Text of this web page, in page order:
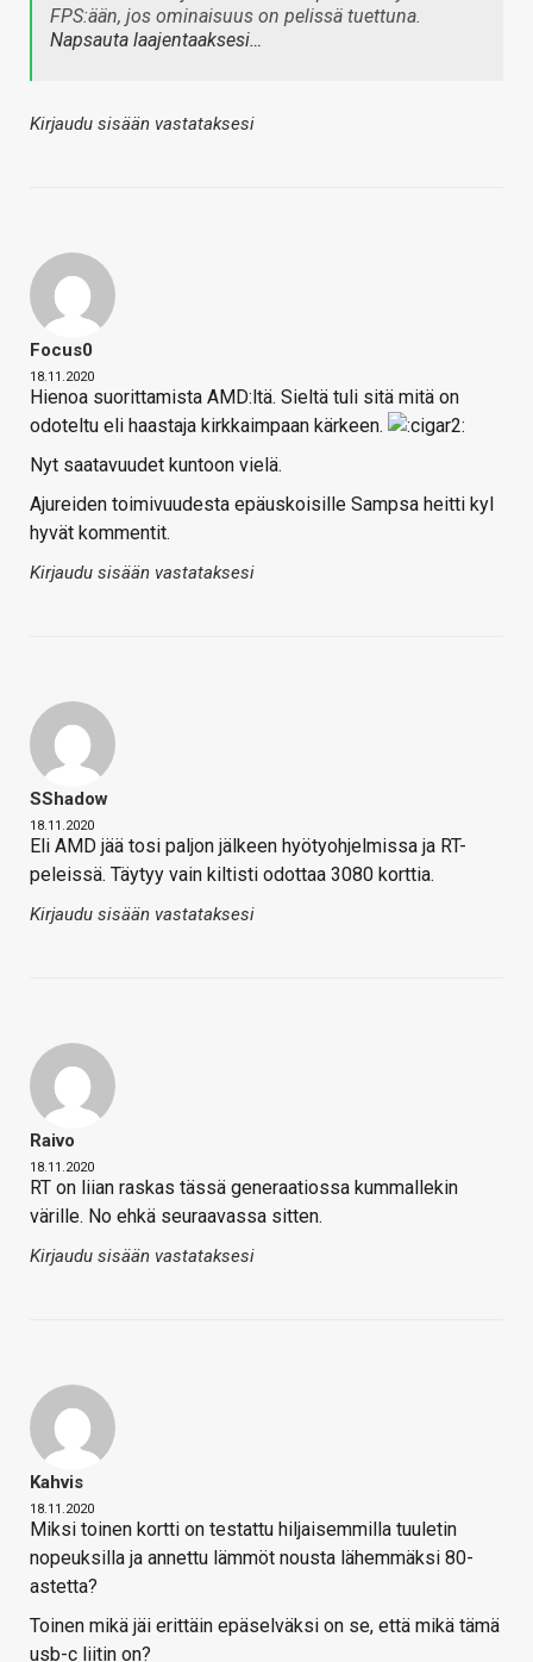
FPS:ään, jos ominaisuus on pelissä tuettuna.
Napsauta laajentaaksesi…
Kirjaudu sisään vastataksesi
Focus0
18.11.2020
Hienoa suorittamista AMD:ltä. Sieltä tuli sitä mitä on
odoteltu eli haastaja kirkkaimpaan kärkeen.
Nyt saatavuudet kuntoon vielä.
Ajureiden toimivuudesta epäuskoisille Sampsa heitti kyl
hyvät kommentit.
Kirjaudu sisään vastataksesi
SShadow
18.11.2020
Eli AMD jää tosi paljon jälkeen hyötyohjelmissa ja RT-
peleissä. Täytyy vain kiltisti odottaa 3080 korttia.
Kirjaudu sisään vastataksesi
Raivo
18.11.2020
RT on liian raskas tässä generaatiossa kummallekin
värille. No ehkä seuraavassa sitten.
Kirjaudu sisään vastataksesi
Kahvis
18.11.2020
Miksi toinen kortti on testattu hiljaisemmilla tuuletin
nopeuksilla ja annettu lämmöt nousta lähemmäksi 80-
astetta?
Toinen mikä jäi erittäin epäselväksi on se, että mikä tämä
usb-c liitin on?